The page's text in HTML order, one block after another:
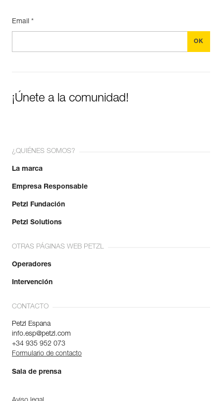
Email *
¡Únete a la comunidad!
¿QUIÉNES SOMOS?
La marca
Empresa Responsable
Petzl Fundación
Petzl Solutions
OTRAS PÁGINAS WEB PETZL
Operadores
Intervención
CONTACTO
Petzl Espana
info.esp@petzl.com
+34 935 952 073
Formulario de contacto
Sala de prensa